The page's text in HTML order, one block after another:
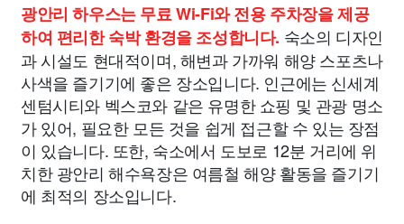
광안리 하우스는 무료 Wi-Fi와 전용 주차장을 제공
하여 편리한 숙박 환경을 조성합니다. 숙소의 디자인
과 시설도 현대적이며, 해변과 가까워 해양 스포츠나
사색을 즐기기에 좋은 장소입니다. 인근에는 신세계
센텀시티와 벡스코와 같은 유명한 쇼핑 및 관광 명소
가 있어, 필요한 모든 것을 쉽게 접근할 수 있는 장점
이 있습니다. 또한, 숙소에서 도보로 12분 거리에 위
치한 광안리 해수욕장은 여름철 해양 활동을 즐기기
에 최적의 장소입니다.